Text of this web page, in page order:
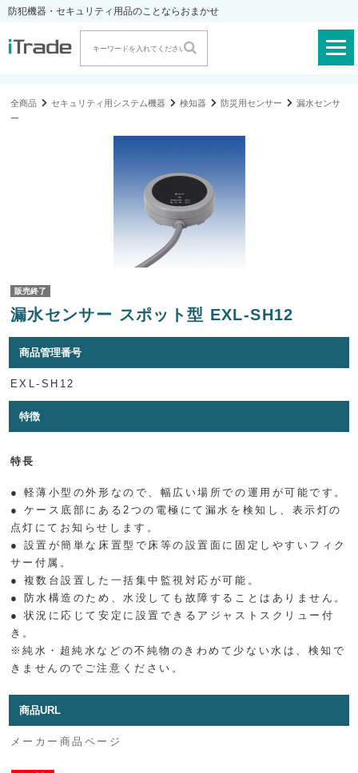
防犯機器・セキュリティ用品のことならおまかせ
全商品 セキュリティ用システム機器 検知器 防災用センサー
漏水センサ
ー
販売終了
漏水センサー スポット型 EXL-SH12
商品管理番号
EXL-SH12
特徴
特長
● 軽薄小型の外形なので、幅広い場所での運用が可能です。
● ケース底部にある2つの電極にて漏水を検知し、表示灯の
点灯にてお知らせします。
● 設置が簡単な床置型で床等の設置面に固定しやすいフィク
サー付属。
● 複数台設置した一括集中監視対応が可能。
● 防水構造のため、水没しても故障することはありません。
● 状況に応じて安定に設置できるアジャストスクリュー付
き。
※純水・超純水などの不純物のきわめて少ない水は、検知で
きませんのでご注意ください。
商品URL
メーカー商品ページ